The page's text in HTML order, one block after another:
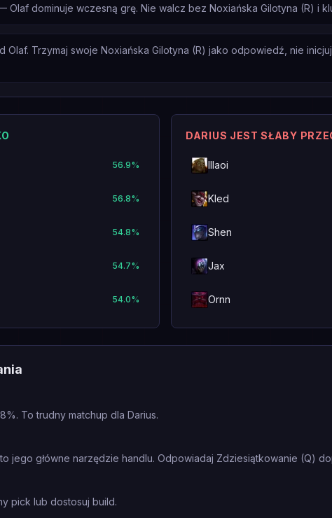
dominuje wczesną grę. Nie walcz bez Noxiańska Gilotyna (R) i
Olaf. Trzymaj swoje Noxiańska Gilotyna (R) jako odpowiedź, nie
56.9%
56.8%
54.8%
54.7%
54.0%
DARIUS JEST SŁABY
Illaoi
Kled
Shen
Jax
Ornn
To trudny matchup dla Darius.
jego główne narzędzie handlu. Odpowiadaj Zdziesiątkowanie (Q)
pick lub dostosuj build.